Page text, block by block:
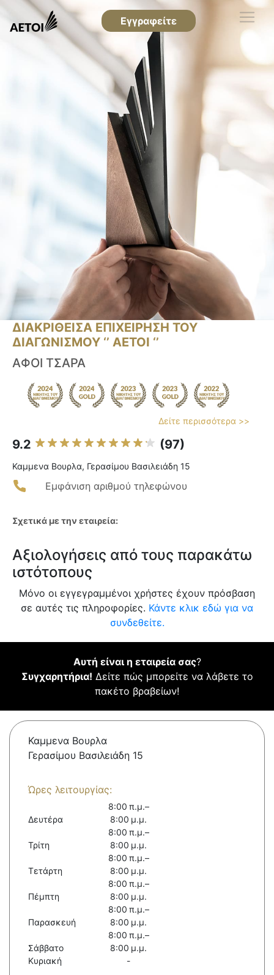
Εγγραφείτε
ΔΙΑΚΡΙΘΕΙΣΑ ΕΠΙΧΕΙΡΗΣΗ ΤΟΥ
ΔΙΑΓΩΝΙΣΜΟΥ ‘’ ΑΕΤΟΙ ‘’
ΑΦΟΙ ΤΣΑΡΑ
Δείτε περισσότερα >>
9.2 (97)
Καμμενα Βουρλα, Γερασίμου Βασιλειάδη 15
Εμφάνιση αριθμού τηλεφώνου
Σχετικά με την εταιρεία:
Αξιολογήσεις από τους παρακάτω
ιστότοπους
Μόνο οι εγγεγραμμένοι χρήστες έχουν πρόσβαση
σε αυτές τις πληροφορίες. Κάντε κλικ εδώ για να
συνδεθείτε.
Αυτή είναι η εταιρεία σας?
Συγχαρητήρια! Δείτε πώς μπορείτε να λάβετε το
πακέτο βραβείων!
Καμμενα Βουρλα
Γερασίμου Βασιλειάδη 15
Ώρες λειτουργίας:
Δευτέρα
8:00 π.μ.–
8:00 μ.μ.
Τρίτη
8:00 π.μ.–
8:00 μ.μ.
Τετάρτη
8:00 π.μ.–
8:00 μ.μ.
Πέμπτη
8:00 π.μ.–
8:00 μ.μ.
Παρασκευή
8:00 π.μ.–
8:00 μ.μ.
Σάββατο
8:00 π.μ.–
8:00 μ.μ.
Κυριακή
-